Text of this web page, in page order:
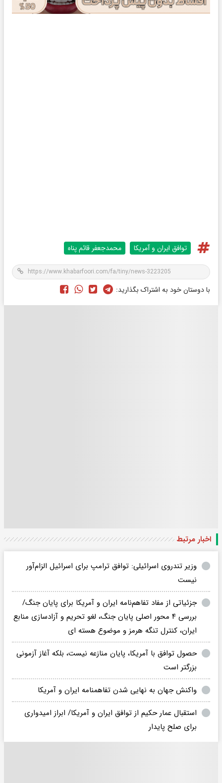
توافق ایران و آمریکا محمدجعفر قائم پناه
با دوستان خود به اشتراک بگذارید:
اخبار مرتبط
وزیر تندروی اسرائیلی: توافق ترامپ برای اسرائیل الزام‌آور
نیست
جزئیاتی از مفاد تفاهم‌نامه ایران و آمریکا برای پایان جنگ/
بررسی ۴ محور اصلی پایان جنگ، لغو تحریم و آزادسازی منابع
ایران، کنترل تنگه هرمز و موضوع هسته ای
حصول توافق با آمریکا، پایان منازعه نیست، بلکه آغاز آزمونی
بزرگتر است
واکنش جهان به نهایی شدن تفاهمنامه ایران و آمریکا
استقبال عمار حکیم از توافق ایران و آمریکا/ ابراز امیدواری
برای صلح پایدار